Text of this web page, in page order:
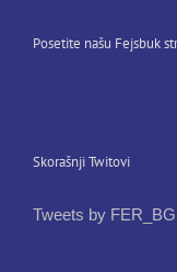
Posetite našu Fejsbuk
Skorašnji Twitovi
Tweets by